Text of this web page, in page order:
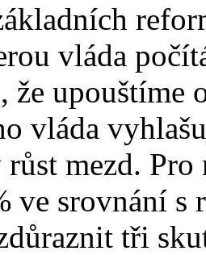
vláda
že upouštíme
vláda
mezd.
ve srovnání s
tři